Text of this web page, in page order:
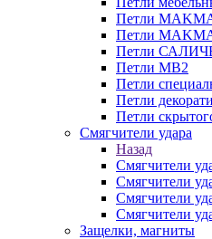
Петли
Петли
Петли
Петли MB2
Петли
Петли
Петли
Смягчители удара
Назад
Смягчители
Смягчители
Смягчители
Cмягчители
Защелки, магниты